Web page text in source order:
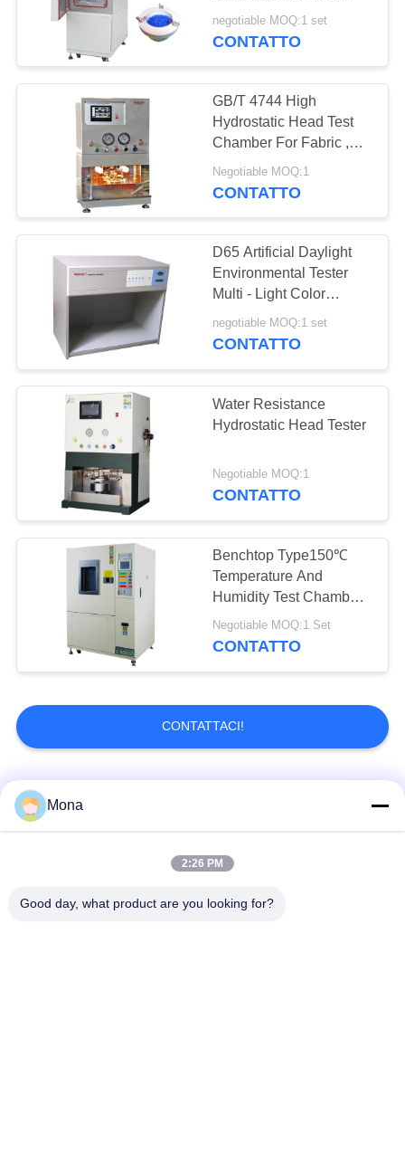
Chamber Humidity
Through Test Cabinet
negotiable MOQ:1 set
CONTATTO
GB/T 4744 High
Hydrostatic Head Test
Chamber For Fabric ,
Display Accuracy ± 1%
Negotiable MOQ:1
CONTATTO
D65 Artificial Daylight
Environmental Tester
Multi - Light Color
Comparison Cabinet
negotiable MOQ:1 set
CONTATTO
Water Resistance
Hydrostatic Head Tester
Negotiable MOQ:1
CONTATTO
Benchtop Type150℃
Temperature And
Humidity Test Chamber
For Factory Inspection
Negotiable MOQ:1 Set
CONTATTO
CONTATTACI!
Categorie popolari
Macchina universale
Mona
2:26 PM
Good day, what product are you looking for?